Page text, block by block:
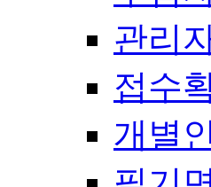
관리
접수
개별